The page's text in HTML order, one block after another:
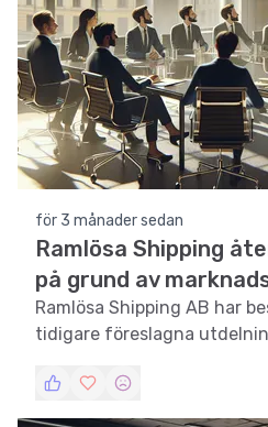
för 3 månader sedan
Ramlösa Shipping
på grund av
Ramlösa Shipping AB har
tidigare föreslagna